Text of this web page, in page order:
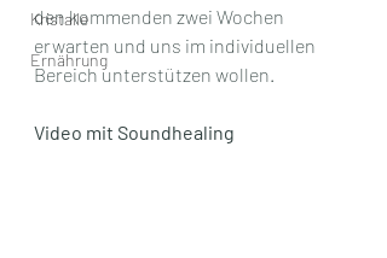
Kristalle
Ernährung
den kommenden zwei Wochen
erwarten und uns im individuellen
Bereich unterstützen wollen.
Video mit Soundhealing